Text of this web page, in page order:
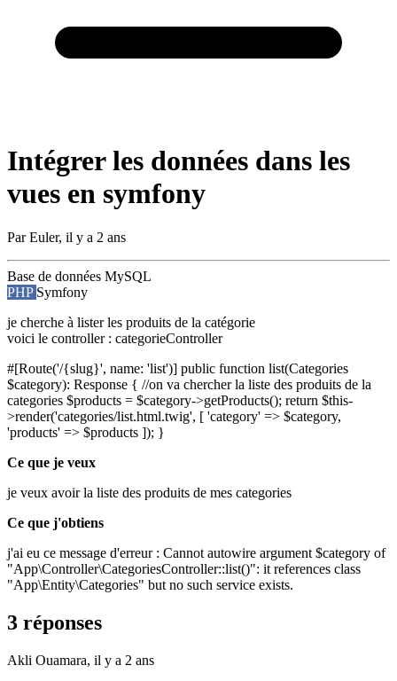
Intégrer les données dans les
vues en symfony
ParEuler, il y a 2 ans
Base de données MySQL
PHP Symfony
je cherche à lister les produits de la catégorie
voici le controller : categorieController
#[Route('/{slug}', name: 'list')] public function list(Categories
$category): Response { //on va chercher la liste des produits de la
categories $products = $category->getProducts(); return $this-
>render('categories/list.html.twig', [ 'category' => $category,
'products' => $products ]); }
Ce que je veux
je veux avoir la liste des produits de mes categories
Ce que j'obtiens
j'ai eu ce message d'erreur : Cannot autowire argument $category of
"App\Controller\CategoriesController::list()": it references class
"App\Entity\Categories" but no such service exists.
3 réponses
Akli Ouamara, il y a 2 ans